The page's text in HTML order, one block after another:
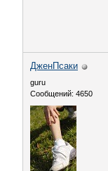
ДженПсаки
guru
Сообщений: 4650